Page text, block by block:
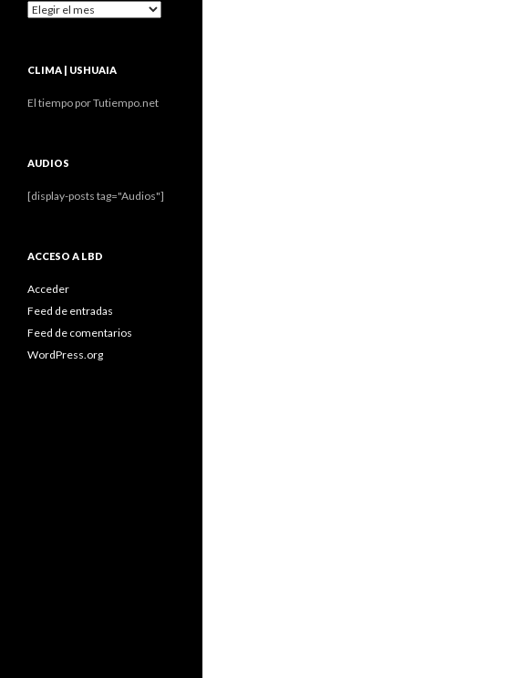
Resumen
CLIMA | USHUAIA
El tiempo por Tutiempo.net
AUDIOS
[display-posts tag="Audios"]
ACCESO A LBD
Acceder
Feed de entradas
Feed de comentarios
WordPress.org